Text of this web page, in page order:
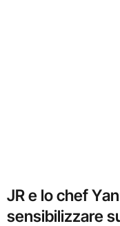
JR e lo chef
sensibilizzare